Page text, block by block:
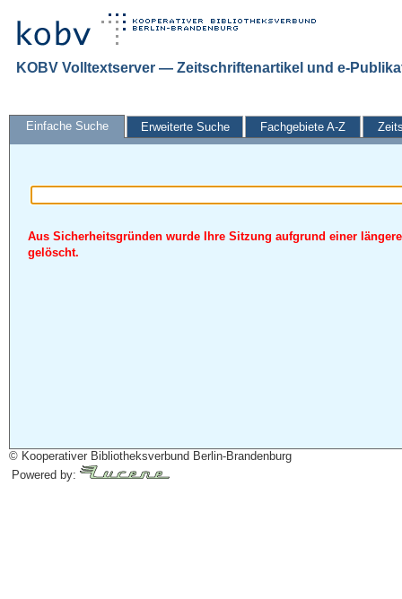
KOBV Volltextserver — Zeitschriftenartikel und e-
Einfache Suche Erweiterte Suche Fachgebiete A-Z
Aus Sicherheitsgründen wurde Ihre Sitzung aufgrund einer
gelöscht.
© Kooperativer Bibliotheksverbund Berlin-Brandenburg
Powered by: